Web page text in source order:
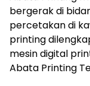
bergerak di
percetakan di
printing
mesin digital
Abata Printing